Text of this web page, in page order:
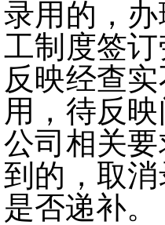
录用的，
工制度签
反映经查
用，待反
公司相关
到的，取
是否递补。